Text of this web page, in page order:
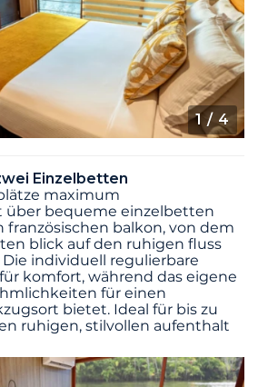
1/ 4
Einzelbetten
maximum
über bequeme einzelbetten
balkon, von dem
blick auf den ruhigen fluss
individuell regulierbare
komfort, während das eigene
für einen
bietet. Ideal für bis zu
ruhigen, stilvollen aufenthalt